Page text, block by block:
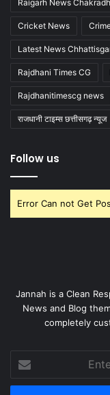
Raigarh News
Cricket News
Latest News
Rajdhani Times CG
Rajdhanitimescg news
राजधानी टाइम्स छत्तीसगढ़ न्यूज
Follow us
Error Can not Get
Jannah is a Clean
News and Blog
completely
your
Email